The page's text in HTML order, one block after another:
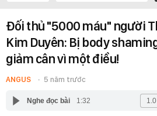
Đối thủ "5000 máu" người
Kim Duyên: Bị body
giảm cân vì một điều!
ANGUS 5 năm trước
Nghe đọc bài 1:32